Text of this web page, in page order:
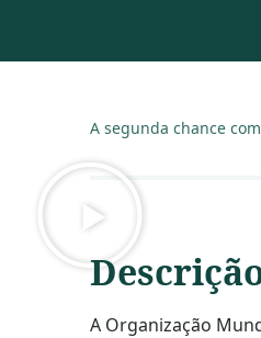
A segunda chance
A Organização